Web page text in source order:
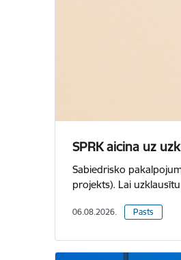
SPRK aicina uz
Sabiedrisko
projekts). Lai
06.08.2026. Pasts